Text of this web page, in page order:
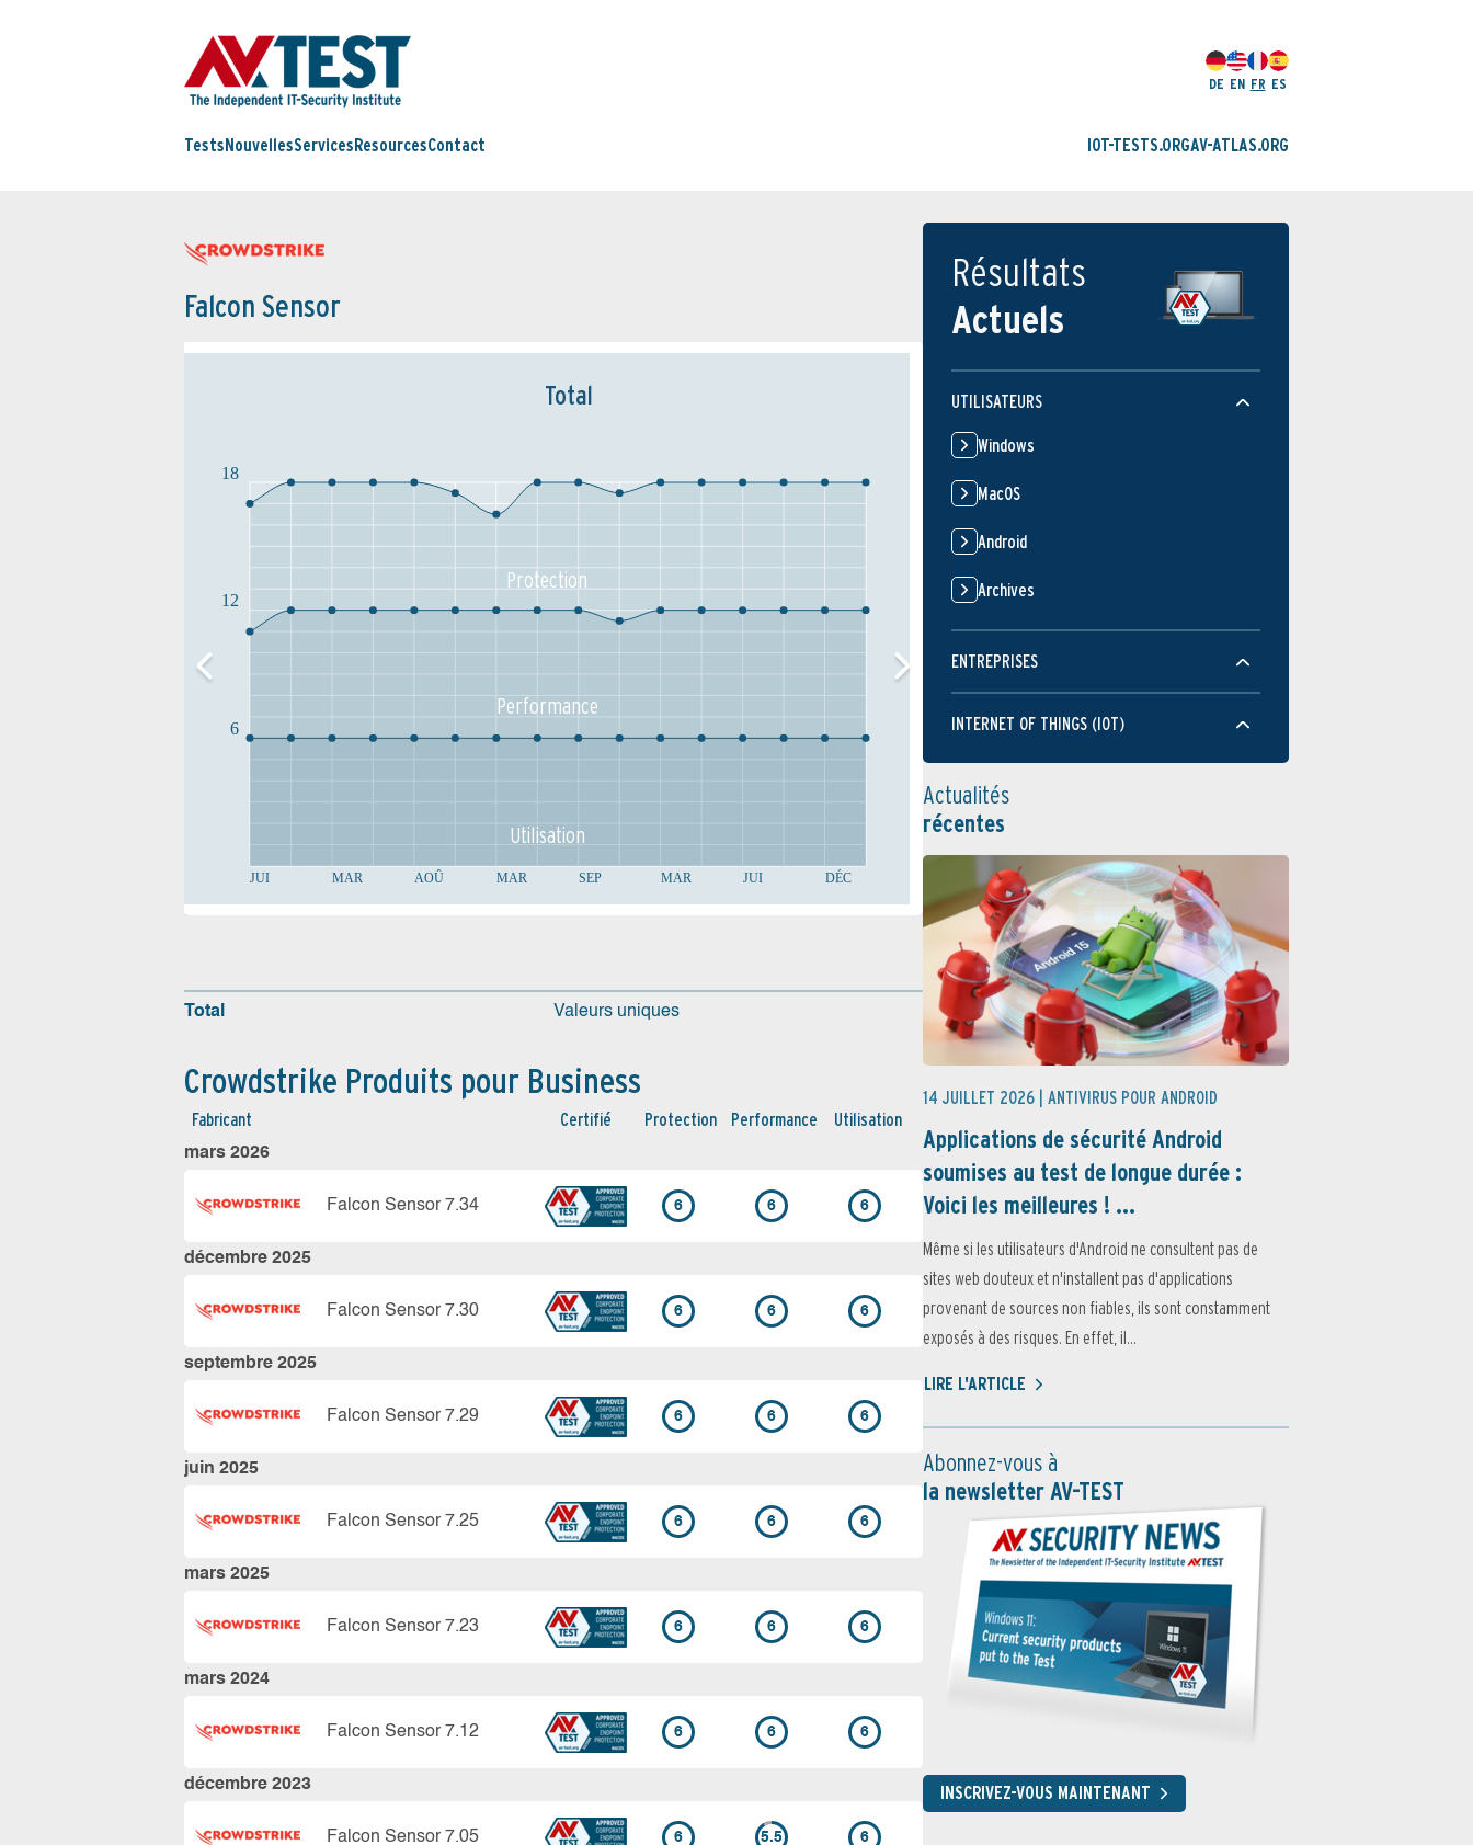
DE EN FR ES
Tests NouvellesServices ResourcesContact IOT-TESTS.ORGAV-ATLAS.ORG
Falcon Sensor
Total
JUI MAR AOÛ MAR SEP MAR JUI DÉC
6
12
18
Protection
Performance
Utilisation
Protection
JUI MAR
JUI MAR AOÛ
Total Valeurs uniques
Crowdstrike Produits pour Business
Fabricant Certifié Protection Performance Utilisation
mars 2026
Falcon Sensor 7.34 6 6 6
décembre 2025
Falcon Sensor 7.30 6 6 6
septembre 2025
Falcon Sensor 7.29 6 6 6
juin 2025
Falcon Sensor 7.25 6 6 6
mars 2025
Falcon Sensor 7.23 6 6 6
mars 2024
Falcon Sensor 7.12 6 6 6
décembre 2023
Falcon Sensor 7.05 6 5.5 6
Résultats
Actuels
UTILISATEURS
Windows
MacOS
Android
Archives
ENTREPRISES
INTERNET OF THINGS (IOT)
Actualités
récentes
14 JUILLET 2026 | ANTIVIRUS POUR ANDROID
Applications de sécurité Android
soumises au test de longue durée :
Voici les meilleures ! ...
Même si les utilisateurs d'Android ne consultent pas de
sites web douteux et n'installent pas d'applications
provenant de sources non fiables, ils sont constamment
exposés à des risques. En effet, il...
LIRE L'ARTICLE
Abonnez-vous à
la newsletter AV-TEST
INSCRIVEZ-VOUS MAINTENANT